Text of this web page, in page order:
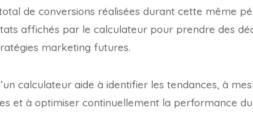
de conversions réalisées durant cette même
affichés par le calculateur pour prendre des
marketing futures.
calculateur aide à identifier les tendances, à
et à optimiser continuellement la performance du